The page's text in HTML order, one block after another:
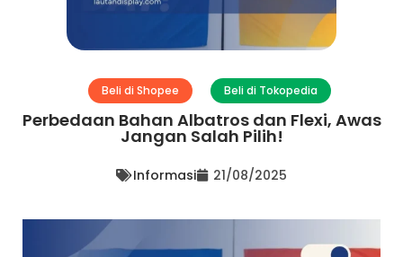
Beli di Shopee Beli di Tokopedia
Perbedaan Bahan Albatros dan Flexi, Awas
Jangan Salah Pilih!
Informasi 21/08/2025